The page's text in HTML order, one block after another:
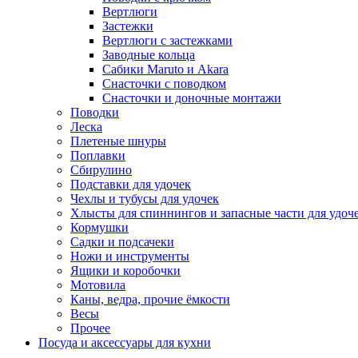
Вертлюги
Застежки
Вертлюги с застежками
Заводные кольца
Сабики Maruto и Akara
Снасточки с поводком
Снасточки и доночные монтажи
Поводки
Леска
Плетеные шнуры
Поплавки
Сбирулино
Подставки для удочек
Чехлы и тубусы для удочек
Хлысты для спиннингов и запасные части для
Кормушки
Садки и подсачеки
Ножи и инструменты
Ящики и коробочки
Мотовила
Каны, ведра, прочие ёмкости
Весы
Прочее
Посуда и аксессуары для кухни